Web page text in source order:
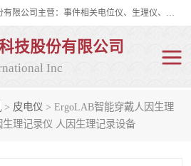
眼动仪多少钱?北京津发科技股份有限公司主营：事件相关电位仪、生理仪、肌电仪、脑电仪、皮电仪、眼动仪；是国家级高新技术企业、科技部认定的科技型中小企业和中关村高新技术企业，具备保密资格，具备自主进出口经营权；自主研发技术、产品与服务荣获多项省部级科学技术奖励、国家发明专利、国家软件著作权和省部级新技术新产品（服务）认证。
技股份有限公司
Inc
> 皮电仪 > ErgoLAB智能穿戴人因生理
理记录仪 人因生理记录设备
脑电仪